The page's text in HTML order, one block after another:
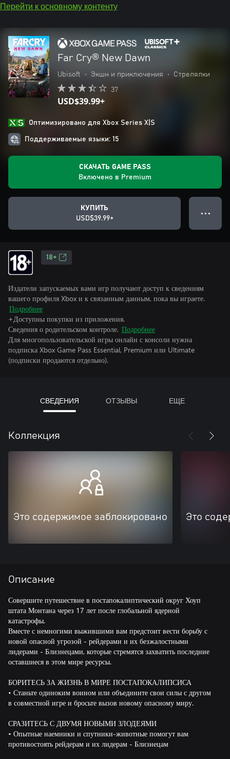
Перейти к основному контенту
Far Cry® New Dawn
Ubisoft • Экшн и приключения • Стрелялки
37
USD$39.99+
Оптимизировано для Xbox Series X|S
Поддерживаемые языки: 15
СКАЧАТЬ GAME PASS
Включено в Premium
КУПИТЬ
USD$39.99+
● ● ●
18+
Издатели запускаемых вами игр получают доступ к сведениям
вашего профиля Xbox и к связанным данным, пока вы играете.
Подробнее
+Доступны покупки из приложения.
Сведения о родительском контроле. Подробнее
Для многопользовательской игры онлайн с консоли нужна
подписка Xbox Game Pass Essential, Premium или Ultimate
(подписки продаются отдельно).
СВЕДЕНИЯ ОТЗЫВЫ ЕЩЕ
Коллекция
Это содержимое заблокировано Это
Описание
Совершите путешествие в постапокалиптический округ Хоуп
штата Монтана через 17 лет после глобальной ядерной
катастрофы.
Вместе с немногими выжившими вам предстоит вести борьбу с
новой опасной угрозой - рейдерами и их безжалостными
лидерами - Близнецами, которые стремятся захватить последние
оставшиеся в этом мире ресурсы.
БОРИТЕСЬ ЗА ЖИЗНЬ В МИРЕ ПОСТАПОКАЛИПСИСА
• Станьте одиноким воином или объедините свои силы с другом
в совместной игре и бросьте вызов новому опасному миру.
СРАЗИТЕСЬ С ДВУМЯ НОВЫМИ ЗЛОДЕЯМИ
• Опытные наемники и спутники-животные помогут вам
противостоять рейдерам и их лидерам - Близнецам